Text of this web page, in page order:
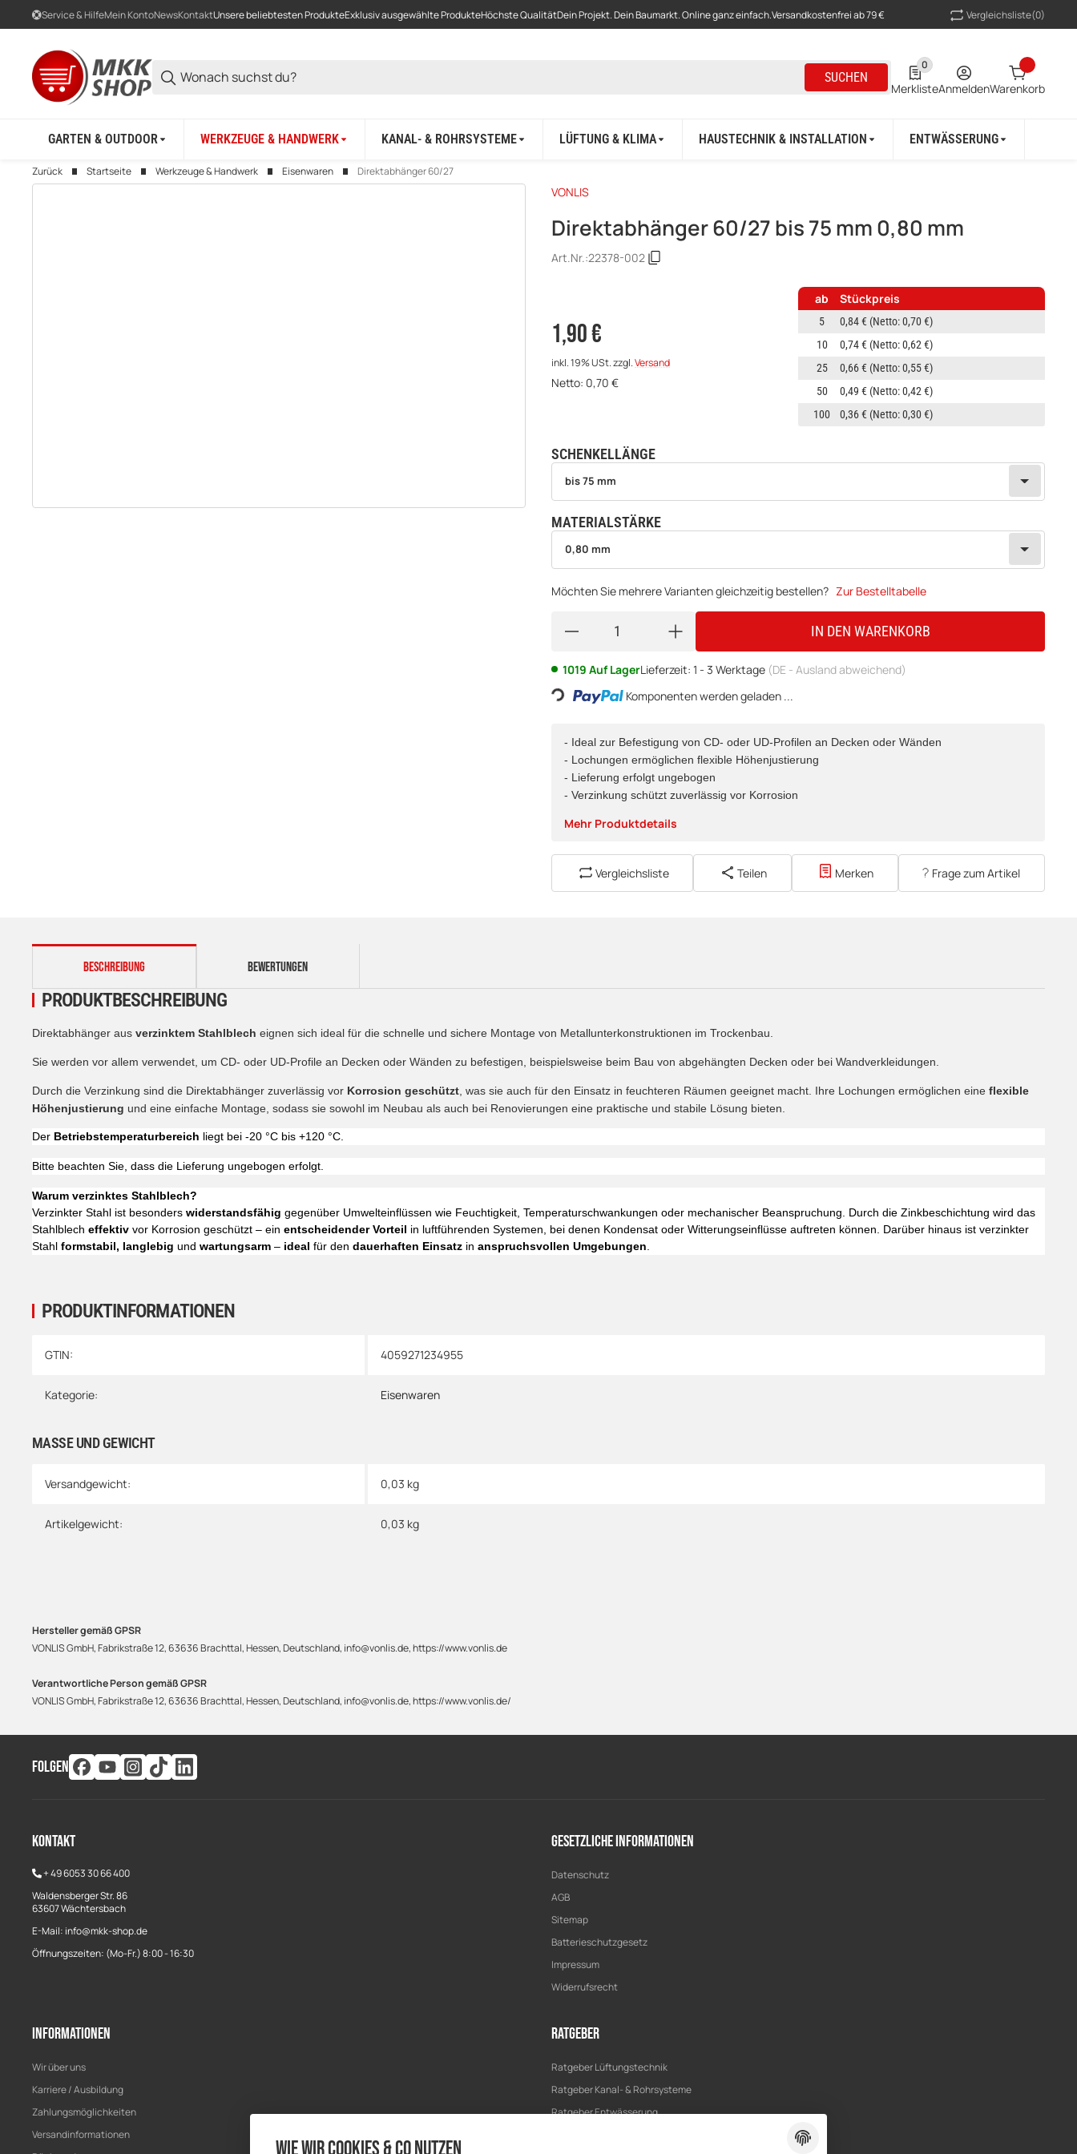
Service & HilfeMein KontoNewsKontaktUnsere beliebtesten ProdukteExklusiv ausgewählte ProdukteHöchste QualitätDein Projekt. Dein Baumarkt. Online ganz einfach.Versandkostenfrei ab 79 € Vergleichsliste(0)
SUCHEN
0
0 Produkte in der Liste
MerklisteAnmeldenWarenkorb
GARTEN & OUTDOOR WERKZEUGE & HANDWERK KANAL- & ROHRSYSTEME LÜFTUNG & KLIMA HAUSTECHNIK & INSTALLATION ENTWÄSSERUNG
Zurück Startseite Werkzeuge & Handwerk Eisenwaren Direktabhänger 60/27
VONLIS
Direktabhänger 60/27 bis 75 mm 0,80 mm
Art.Nr.:22378-002
1,90 €
inkl. 19% USt.zzgl.Versand
Netto: 0,70 €
ab Stückpreis
5 0,84 € (Netto: 0,70 €)
10
0,74 € (Netto: 0,62 €)
25
0,66 € (Netto: 0,55 €)
50
0,49 € (Netto: 0,42 €)
100
0,36 € (Netto: 0,30 €)
SCHENKELLÄNGE
wählen
bis 75 mm
MATERIALSTÄRKE
wählen
0,80 mm
Möchten Sie mehrere Varianten gleichzeitig bestellen? Zur Bestelltabelle
IN DEN WARENKORB
1019 Auf LagerLieferzeit: 1 - 3 Werktage (DE - Ausland abweichend)
Loading... Komponenten werden geladen ...
- Ideal zur Befestigung von CD- oder UD-Profilen an Decken oder Wänden
- Lochungen ermöglichen flexible Höhenjustierung
- Lieferung erfolgt ungebogen
- Verzinkung schützt zuverlässig vor Korrosion
Mehr Produktdetails
Vergleichsliste Teilen Merken Frage zum Artikel
weitere Registerkarten anzeigen
BESCHREIBUNG BEWERTUNGEN
PRODUKTINFORMATIONEN
Produkteigenschaft
Wert
GTIN: 4059271234955
Kategorie: Eisenwaren
MASSE UND GEWICHT
Versandgewicht: 0,03 kg
Artikelgewicht: 0,03 kg
PRODUKTBESCHREIBUNG
Direktabhänger aus verzinktem Stahlblech eignen sich ideal für die schnelle und sichere Montage von Metallunterkonstruktionen im Trockenbau.
Sie werden vor allem verwendet, um CD- oder UD-Profile an Decken oder Wänden zu befestigen, beispielsweise beim Bau von abgehängten Decken oder bei Wandverkleidungen.
Durch die Verzinkung sind die Direktabhänger zuverlässig vor Korrosion geschützt , was sie auch für den Einsatz in feuchteren Räumen geeignet macht. Ihre Lochungen ermöglichen eine flexible
Höhenjustierung und eine einfache Montage, sodass sie sowohl im Neubau als auch bei Renovierungen eine praktische und stabile Lösung bieten.
Der Betriebstemperaturbereich liegt bei -20 °C bis +120 °C.
Bitte beachten Sie, dass die Lieferung ungebogen erfolgt.
Warum verzinktes Stahlblech?
Verzinkter Stahl ist besonders widerstandsfähig gegenüber Umwelteinflüssen wie Feuchtigkeit, Temperaturschwankungen oder mechanischer Beanspruchung. Durch die Zinkbeschichtung wird das
Stahlblech effektiv vor Korrosion geschützt – ein entscheidender Vorteil in luftführenden Systemen, bei denen Kondensat oder Witterungseinflüsse auftreten können. Darüber hinaus ist verzinkter
Stahl formstabil, langlebig und wartungsarm – ideal für den dauerhaften Einsatz in anspruchsvollen Umgebungen
Hersteller gemäß GPSR
VONLIS GmbH, Fabrikstraße 12, 63636 Brachttal, Hessen, Deutschland, info@vonlis.de, https://www.vonlis.de
Verantwortliche Person gemäß GPSR
VONLIS GmbH, Fabrikstraße 12, 63636 Brachttal, Hessen, Deutschland, info@vonlis.de, https://www.vonlis.de/
FOLGEN
Kontakt
+49 6053 30 66 400
Waldensberger Str. 86
63607 Wächtersbach
E-Mail: info@mkk-shop.de
Öffnungszeiten: (Mo-Fr.) 8:00 - 16:30
Gesetzliche Informationen
Datenschutz
AGB
Sitemap
Batterieschutzgesetz
Impressum
Widerrufsrecht
Informationen
Wir über uns
Karriere / Ausbildung
Zahlungsmöglichkeiten
Versandinformationen
Ratgeber
Ratgeber Lüftungstechnik
Ratgeber Kanal- & Rohrsysteme
Ratgeber Entwässerung